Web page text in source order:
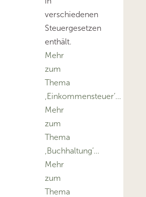
verschiedenen
Steuergesetzen
enthält.
Mehr
zum
Thema
‚Einkommensteuer’…
Mehr
zum
Thema
‚Buchhaltung’…
Mehr
zum
Thema